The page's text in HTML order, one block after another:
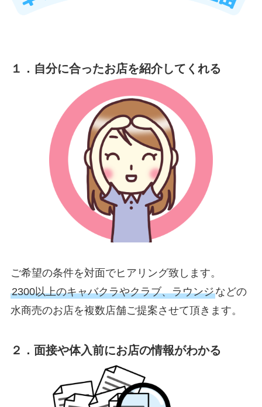
１．自分に合ったお店を紹介してくれる
ご希望の条件を対面でヒアリング致します。
2300以上のキャバクラやクラブ、ラウンジなどの
水商売のお店を複数店舗ご提案させて頂きます。
２．面接や体入前にお店の情報がわかる